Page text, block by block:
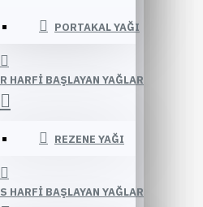
PORTAKAL YAĞI
R HARFI BAŞLAYAN YAĞLAR
REZENE YAĞI
S HARFI BAŞLAYAN YAĞLAR